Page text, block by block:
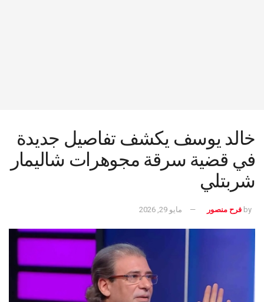
خالد يوسف يكشف تفاصيل جديدة
في قضية سرقة مجوهرات شاليمار
شربتلي ‏
by فرح منصور مايو 29, 2026